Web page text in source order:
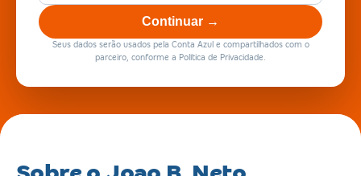
Continuar →
Seus dados serão usados pela Conta Azul e compartilhados com o
parceiro, conforme a Política de Privacidade.